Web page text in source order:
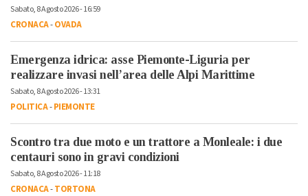
Sabato, 8 Agosto 2026 - 16:59
CRONACA-OVADA
Emergenza idrica: asse Piemonte-Liguria per
realizzare invasi nell’area delle Alpi Marittime
Sabato, 8 Agosto 2026 - 13:31
POLITICA-PIEMONTE
Scontro tra due moto e un trattore a Monleale: i due
centauri sono in gravi condizioni
Sabato, 8 Agosto 2026 - 11:18
CRONACA-TORTONA